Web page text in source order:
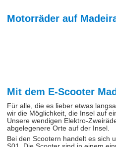
Motorräder auf
Mit dem E-Scooter
Für alle, die es lieber etwas
wir die Möglichkeit, die Insel auf
Unsere wendigen Elektro-
abgelegenere Orte auf der Insel.
Bei den Scootern handelt es sich